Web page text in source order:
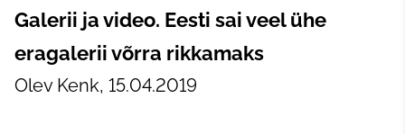
Galerii ja video. Eesti sai veel ühe
eragalerii võrra rikkamaks
Olev Kenk, 15.04.2019